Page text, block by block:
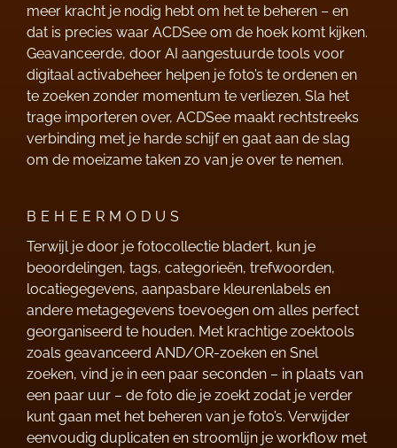
meer kracht je nodig hebt om het te beheren – en
dat is precies waar ACDSee om de hoek komt kijken.
Geavanceerde, door AI aangestuurde tools voor
digitaal activabeheer helpen je foto’s te ordenen en
te zoeken zonder momentum te verliezen. Sla het
trage importeren over, ACDSee maakt rechtstreeks
verbinding met je harde schijf en gaat aan de slag
om de moeizame taken zo van je over te nemen.
BEHEERMODUS
Terwijl je door je fotocollectie bladert, kun je
beoordelingen, tags, categorieën, trefwoorden,
locatiegegevens, aanpasbare kleurenlabels en
andere metagegevens toevoegen om alles perfect
georganiseerd te houden. Met krachtige zoektools
zoals geavanceerd AND/OR-zoeken en Snel
zoeken, vind je in een paar seconden – in plaats van
een paar uur – de foto die je zoekt zodat je verder
kunt gaan met het beheren van je foto’s. Verwijder
eenvoudig duplicaten en stroomlijn je workflow met